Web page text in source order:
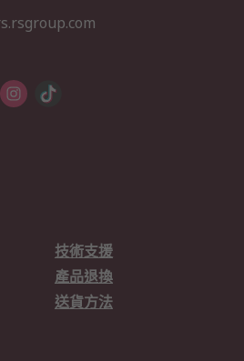
技術支援
產品退換
送貨方法